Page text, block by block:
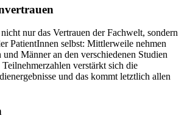
nur das Vertrauen der Fachwelt, sondern
PatientInnen selbst: Mittlerweile nehmen
Männer an den verschiedenen Studien
verstärkt sich die
und das kommt letztlich allen